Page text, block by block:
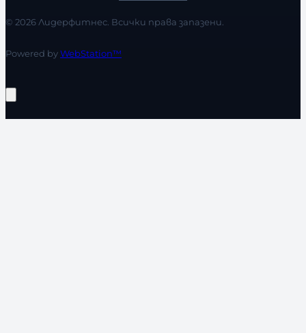
© 2026 Лидерфитнес. Всички права запазени.
Powered byWebStation™